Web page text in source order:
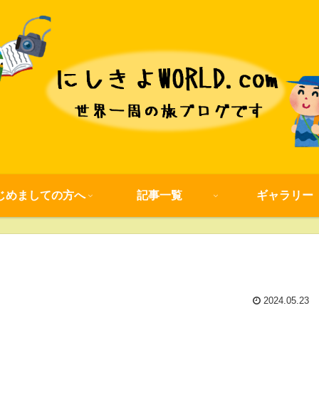
めましての方へ 記事一覧 ギャラリー
2024.05.23